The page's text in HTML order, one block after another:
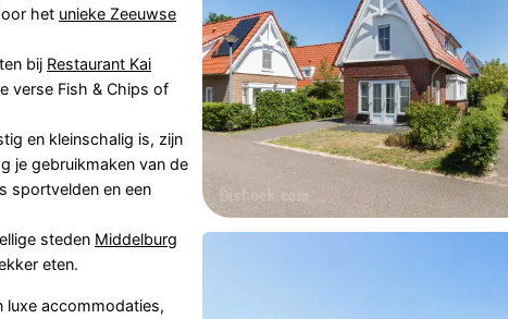
het unieke Zeeuwse
bij Restaurant Kai
verse Fish & Chips of
en kleinschalig is, zijn
je gebruikmaken van de
sportvelden en een
steden Middelburg
eten.
accommodaties,